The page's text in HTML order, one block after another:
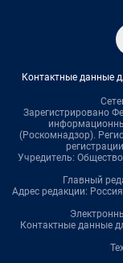
Контактные данные
Зарегистрировано
(Роскомнадзор).
Учредитель:
Главный
Адрес редакции:
Контактные данные